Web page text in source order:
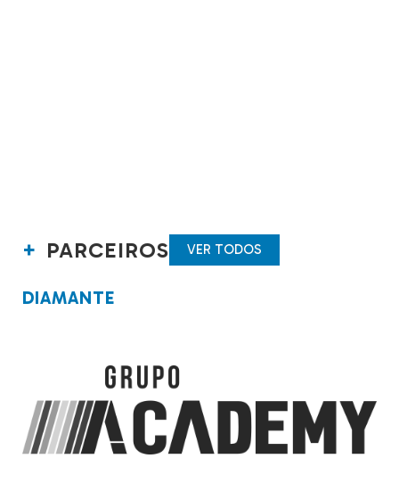
PARCEIROS VER TODOS
DIAMANTE